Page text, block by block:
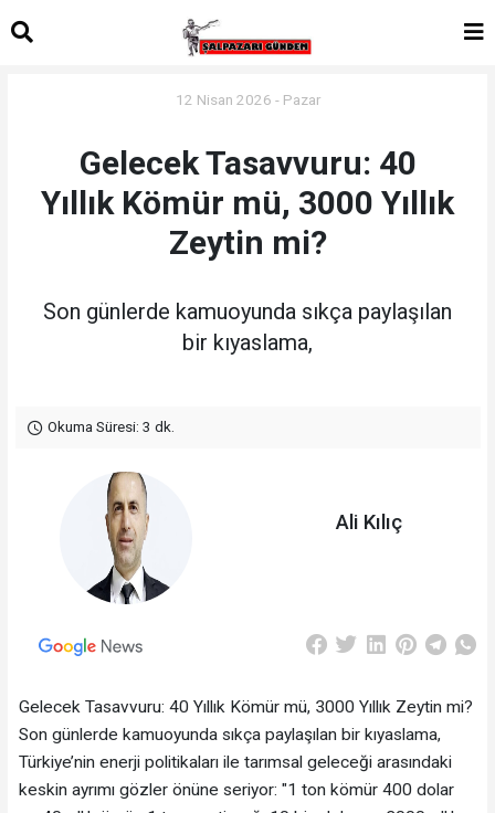
12 Nisan 2026 - Pazar
Gelecek Tasavvuru: 40
Yıllık Kömür mü, 3000 Yıllık
Zeytin mi?
Son günlerde kamuoyunda sıkça paylaşılan
bir kıyaslama,
Okuma Süresi: 3 dk.
Ali Kılıç
Gelecek Tasavvuru: 40 Yıllık Kömür mü, 3000 Yıllık Zeytin mi?
​Son günlerde kamuoyunda sıkça paylaşılan bir kıyaslama,
Türkiye’nin enerji politikaları ile tarımsal geleceği arasındaki
keskin ayrımı gözler önüne seriyor: "1 ton kömür 400 dolar